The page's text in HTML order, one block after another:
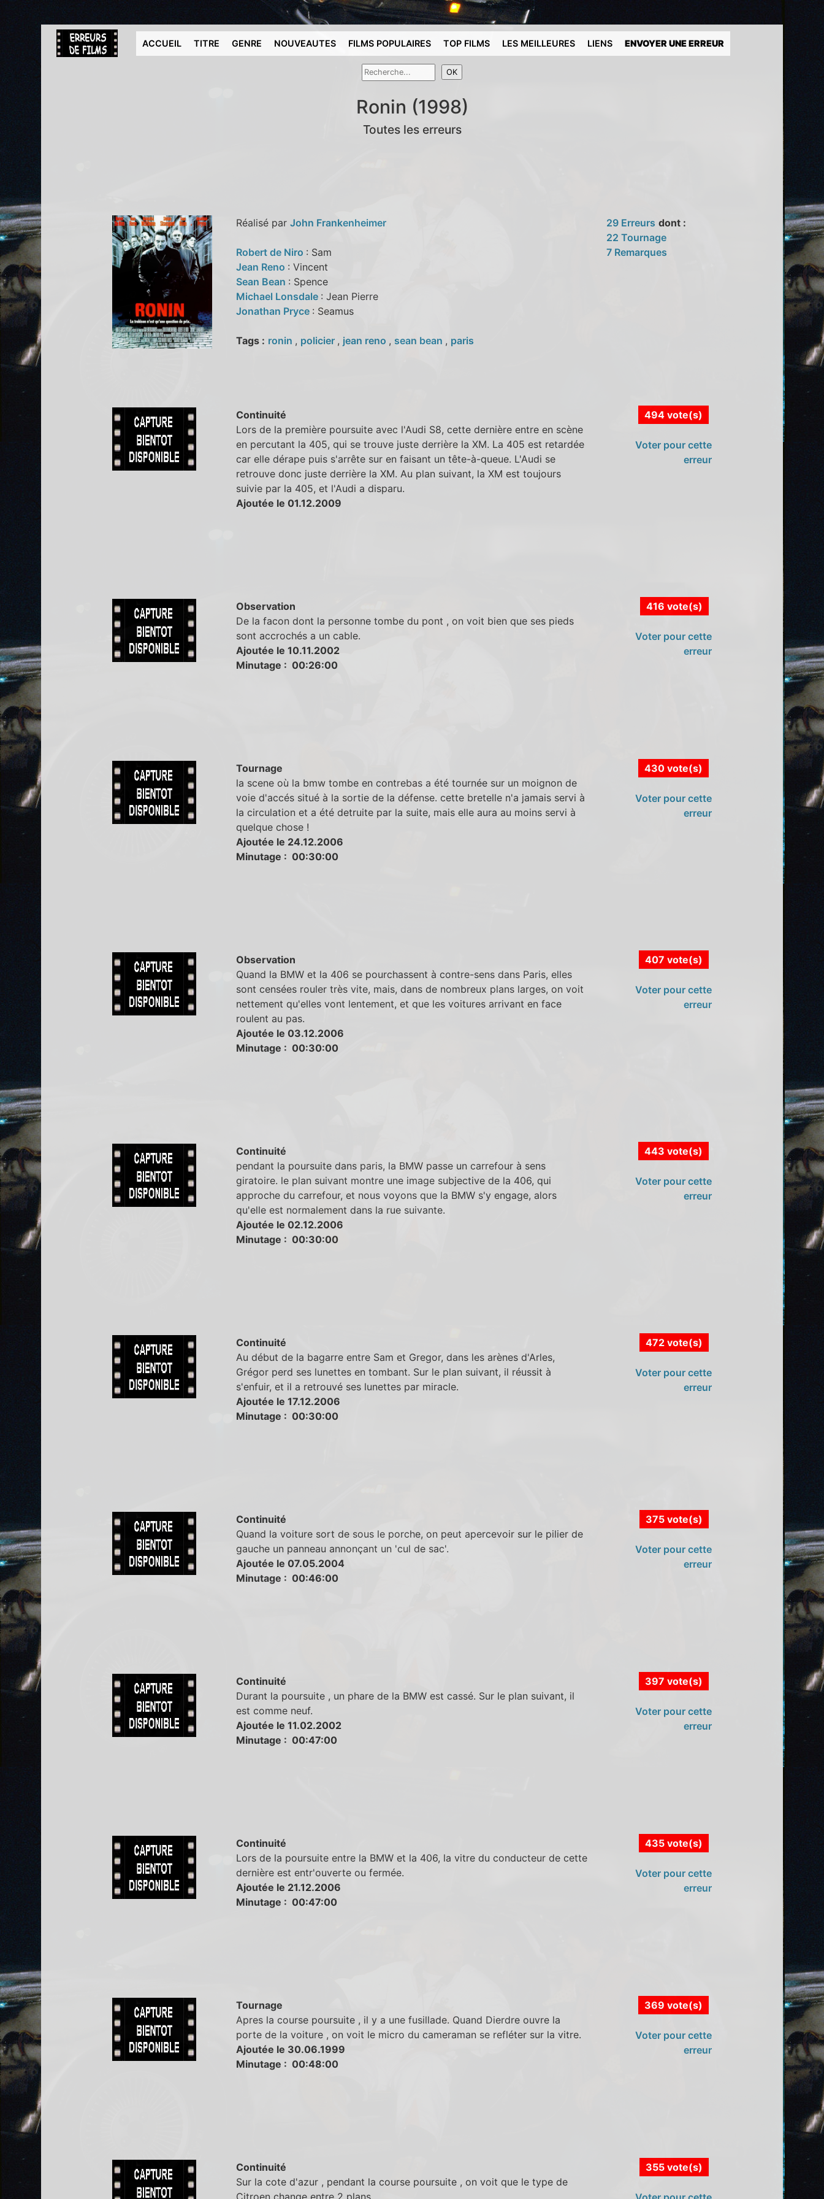
ACCUEIL TITRE GENRE NOUVEAUTES FILMS POPULAIRES TOP FILMS LES MEILLEURES LIENS ENVOYER UNE ERREUR
Ronin (1998)
Toutes les erreurs
Réalisé par John Frankenheimer
Robert de Niro : Sam
Jean Reno : Vincent
Sean Bean : Spence
Michael Lonsdale : Jean Pierre
Jonathan Pryce : Seamus
Tags : ronin , policier , jean reno , sean bean , paris
29 Erreurs dont :
22 Tournage
7 Remarques
Continuité
Lors de la première poursuite avec l'Audi S8, cette dernière entre en scène
en percutant la 405, qui se trouve juste derrière la XM. La 405 est retardée
car elle dérape puis s'arrête sur en faisant un tête-à-queue. L'Audi se
retrouve donc juste derrière la XM. Au plan suivant, la XM est toujours
suivie par la 405, et l'Audi a disparu.
Ajoutée le 01.12.2009
494 vote(s)
Voter pour cette
erreur
Observation
De la facon dont la personne tombe du pont , on voit bien que ses pieds
sont accrochés a un cable.
Ajoutée le 10.11.2002
Minutage : 00:26:00
416 vote(s)
Voter pour cette
erreur
Tournage
la scene où la bmw tombe en contrebas a été tournée sur un moignon de
voie d'accés situé à la sortie de la défense. cette bretelle n'a jamais servi à
la circulation et a été detruite par la suite, mais elle aura au moins servi à
quelque chose !
Ajoutée le 24.12.2006
Minutage : 00:30:00
430 vote(s)
Voter pour cette
erreur
Observation
Quand la BMW et la 406 se pourchassent à contre-sens dans Paris, elles
sont censées rouler très vite, mais, dans de nombreux plans larges, on voit
nettement qu'elles vont lentement, et que les voitures arrivant en face
roulent au pas.
Ajoutée le 03.12.2006
Minutage : 00:30:00
407 vote(s)
Voter pour cette
erreur
Continuité
pendant la poursuite dans paris, la BMW passe un carrefour à sens
giratoire. le plan suivant montre une image subjective de la 406, qui
approche du carrefour, et nous voyons que la BMW s'y engage, alors
qu'elle est normalement dans la rue suivante.
Ajoutée le 02.12.2006
Minutage : 00:30:00
443 vote(s)
Voter pour cette
erreur
Continuité
Au début de la bagarre entre Sam et Gregor, dans les arènes d'Arles,
Grégor perd ses lunettes en tombant. Sur le plan suivant, il réussit à
s'enfuir, et il a retrouvé ses lunettes par miracle.
Ajoutée le 17.12.2006
Minutage : 00:30:00
472 vote(s)
Voter pour cette
erreur
Continuité
Quand la voiture sort de sous le porche, on peut apercevoir sur le pilier de
gauche un panneau annonçant un 'cul de sac'.
Ajoutée le 07.05.2004
Minutage : 00:46:00
375 vote(s)
Voter pour cette
erreur
Continuité
Durant la poursuite , un phare de la BMW est cassé. Sur le plan suivant, il
est comme neuf.
Ajoutée le 11.02.2002
Minutage : 00:47:00
397 vote(s)
Voter pour cette
erreur
Continuité
Lors de la poursuite entre la BMW et la 406, la vitre du conducteur de cette
dernière est entr'ouverte ou fermée.
Ajoutée le 21.12.2006
Minutage : 00:47:00
435 vote(s)
Voter pour cette
erreur
Tournage
Apres la course poursuite , il y a une fusillade. Quand Dierdre ouvre la
porte de la voiture , on voit le micro du cameraman se refléter sur la vitre.
Ajoutée le 30.06.1999
Minutage : 00:48:00
369 vote(s)
Voter pour cette
erreur
Continuité
Sur la cote d'azur , pendant la course poursuite , on voit que le type de
Citroen change entre 2 plans.
355 vote(s)